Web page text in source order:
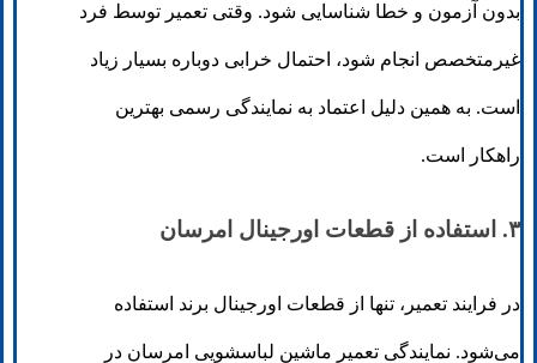
بدون آزمون و خطا شناسایی شود. وقتی تعمیر توسط فرد
غیرمتخصص انجام شود، احتمال خرابی دوباره بسیار زیاد
است. به همین دلیل اعتماد به نمایندگی رسمی بهترین
راهکار است.
۳. استفاده از قطعات اورجینال امرسان
در فرایند تعمیر، تنها از قطعات اورجینال برند استفاده
می‌شود. نمایندگی تعمیر ماشین لباسشویی امرسان در